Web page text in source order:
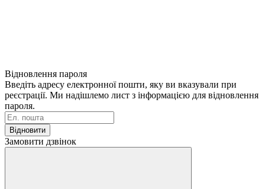
Відновлення пароля
Введіть адресу електронної пошти, яку ви вказували при
реєстрації. Ми надішлемо лист з інформацією для відновлення
пароля.
Відновити
Замовити дзвінок